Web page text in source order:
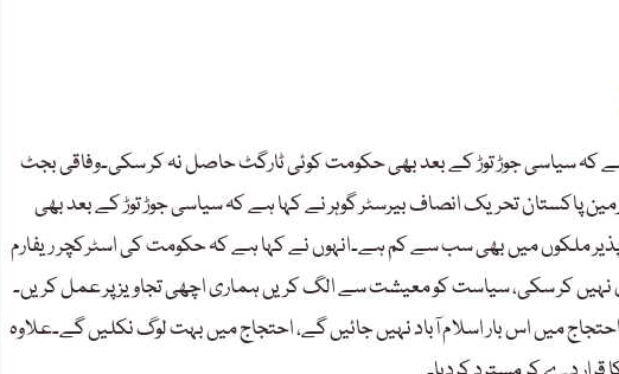
ہے کہ سیاسی جوڑ توڑ کے بعد بھی حکومت کوئی ٹارگٹ حاصل نہ کر سکی۔وفاقی بجٹ
پاکستان تحریک انصاف بیرسٹر گوہر نے کہا ہے کہ سیاسی جوڑ توڑ کے بعد بھی
ملکوں میں بھی سب سے کم ہے۔انہوں نے کہا ہے کہ حکومت کی اسٹرکچر ریفارم
نہیں کر سکی، سیاست کو معیشت سے الگ کریں ہماری اچھی تجاویز پر عمل کریں۔
میں اس بار اسلام آباد نہیں جائیں گے، احتجاج میں بہت لوگ نکلیں گے۔علاوہ